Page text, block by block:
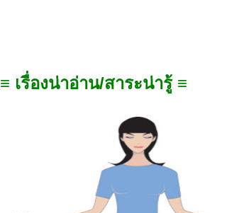
≡ เรื่องน่าอ่าน/สาระน่ารู้ ≡